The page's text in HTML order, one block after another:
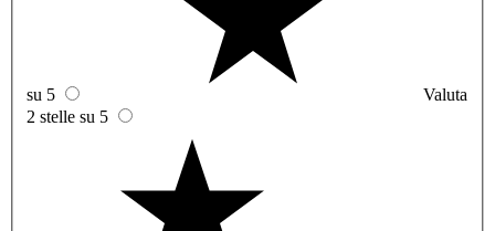
su 5
Valuta
2 stelle su 5